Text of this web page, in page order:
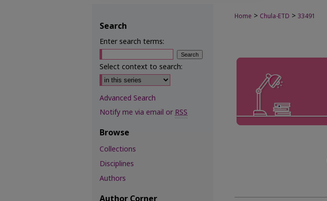
Home > Chula-ETD > 33491
Search
Enter search terms:
Select context to search:
Advanced Search
Notify me via email orRSS
Browse
Collections
Disciplines
Authors